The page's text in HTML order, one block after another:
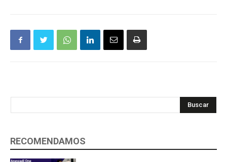
Buscar
RECOMENDAMOS